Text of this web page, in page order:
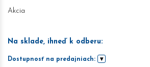
Akcia
Na sklade, ihneď k odberu:
Dostupnosť na predajniach: